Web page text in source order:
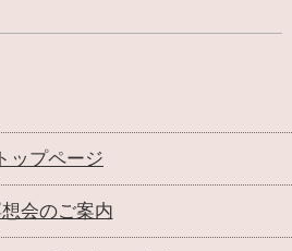
トップページ
会のご案内